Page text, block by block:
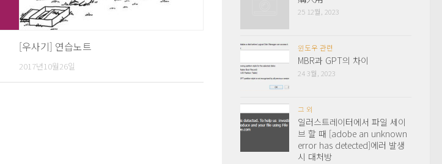
[우사기] 연습노트
2017년10월26일
25 12월, 2023
윈도우 관련
MBR과 GPT의 차이
24 3월, 2023
그 외
일러스트레이터에서 파일 세이
브 할 때 [adobe an unknown
error has detected]에러 발생
시 대처방